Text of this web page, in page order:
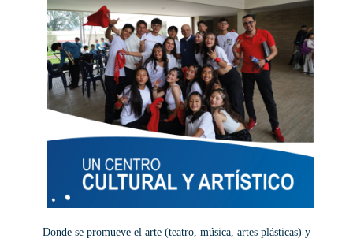
Donde se promueve el arte (teatro, música, artes plásticas) y